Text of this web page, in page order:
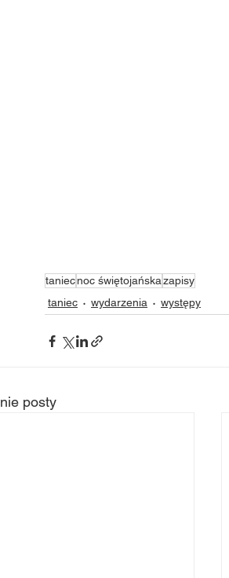
taniecnoc świętojańskazapisy
taniec
wydarzenia występy
posty